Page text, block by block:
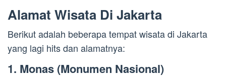
Alamat Wisata Di Jakarta
Berikut adalah beberapa tempat wisata di Jakarta
yang lagi hits dan alamatnya:
1. Monas (Monumen Nasional)